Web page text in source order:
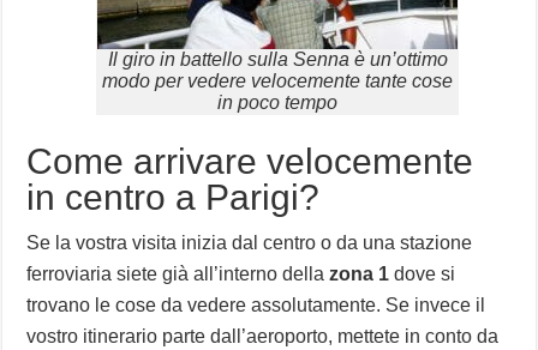
Il giro in battello sulla Senna è un’ottimo
modo per vedere velocemente tante cose
in poco tempo
Come arrivare velocemente
in centro a Parigi?
Se la vostra visita inizia dal centro o da una stazione
ferroviaria siete già all’interno dellazona 1 dove si
trovano le cose da vedere assolutamente. Se invece il
vostro itinerario parte dall’aeroporto, mettete in conto da